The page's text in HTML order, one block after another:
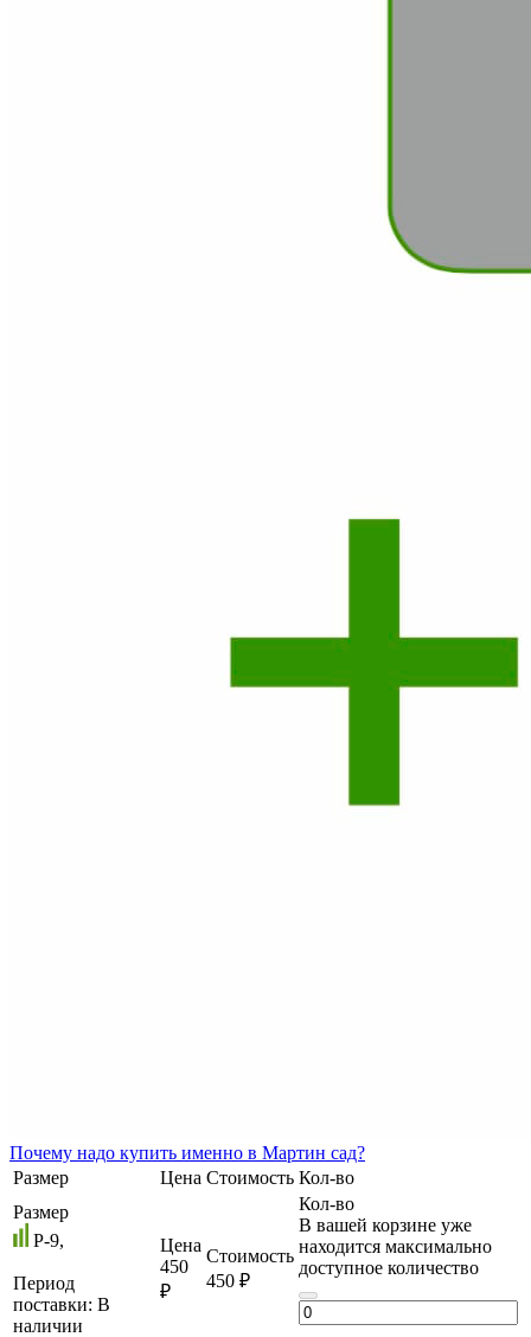
Почему надо купить именно в Мартин сад?
Размер
Цена Стоимость Кол-во
Размер
P-9,
Период
поставки: В
наличии
Цена
450
₽
Стоимость
450 ₽
Кол-во
В вашей корзине уже
находится максимально
доступное количество